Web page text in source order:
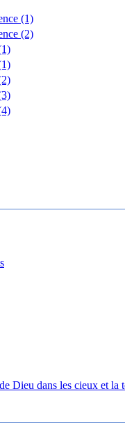
(1)
(2)
Dieu dans les cieux et la